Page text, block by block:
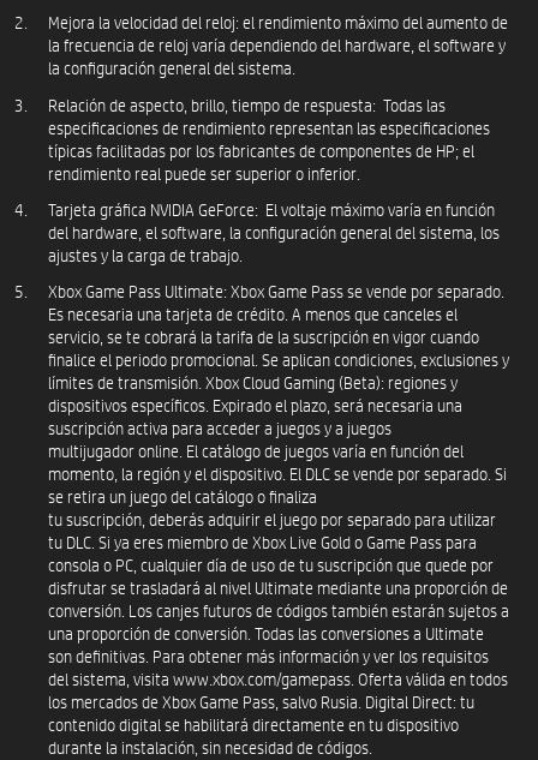
Mejora la velocidad del reloj: el rendimiento máximo del aumento de
la frecuencia de reloj varía dependiendo del hardware, el software y
la configuración general del sistema.
Relación de aspecto, brillo, tiempo de respuesta: Todas las
especificaciones de rendimiento representan las especificaciones
típicas facilitadas por los fabricantes de componentes de HP; el
rendimiento real puede ser superior o inferior.
Tarjeta gráfica NVIDIA GeForce: El voltaje máximo varía en función
del hardware, el software, la configuración general del sistema, los
ajustes y la carga de trabajo.
Xbox Game Pass Ultimate: Xbox Game Pass se vende por separado.
Es necesaria una tarjeta de crédito. A menos que canceles el
servicio, se te cobrará la tarifa de la suscripción en vigor cuando
finalice el periodo promocional. Se aplican condiciones, exclusiones y
límites de transmisión. Xbox Cloud Gaming (Beta): regiones y
dispositivos específicos. Expirado el plazo, será necesaria una
suscripción activa para acceder a juegos y a juegos
multijugador online. El catálogo de juegos varía en función del
momento, la región y el dispositivo. El DLC se vende por separado. Si
se retira un juego del catálogo o finaliza
tu suscripción, deberás adquirir el juego por separado para utilizar
tu DLC. Si ya eres miembro de Xbox Live Gold o Game Pass para
consola o PC, cualquier día de uso de tu suscripción que quede por
disfrutar se trasladará al nivel Ultimate mediante una proporción de
conversión. Los canjes futuros de códigos también estarán sujetos a
una proporción de conversión. Todas las conversiones a Ultimate
son definitivas. Para obtener más información y ver los requisitos
del sistema, visita www.xbox.com/gamepass. Oferta válida en todos
los mercados de Xbox Game Pass, salvo Rusia. Digital Direct: tu
contenido digital se habilitará directamente en tu dispositivo
durante la instalación, sin necesidad de códigos.​